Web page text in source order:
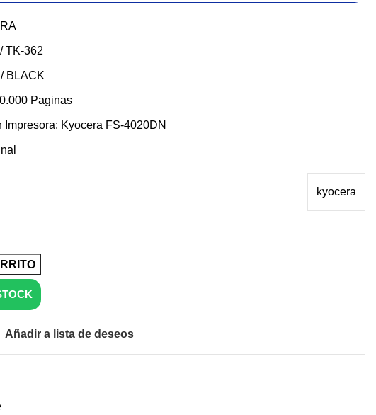
TK-362
BLACK
Paginas
Impresora: Kyocera FS-4020DN
kyocera
Añadir a lista de deseos